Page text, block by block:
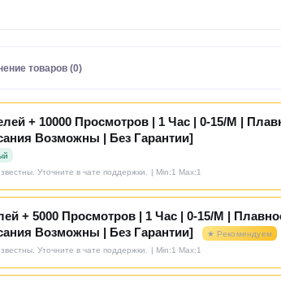
товаров (0)
+ 10000 Просмотров | 1 Час | 0-15/М |
Возможны | Без Гарантии]
Уточните в чате поддержки.
| Min:1 Max:1
+ 5000 Просмотров | 1 Час | 0-15/М |
Возможны | Без Гарантии]
★ Рекомендуем
Уточните в чате поддержки. | Min:1 Max:1